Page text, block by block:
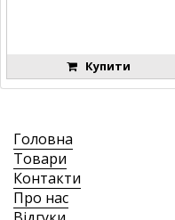
Купити
Головна
Товари
Контакти
Про нас